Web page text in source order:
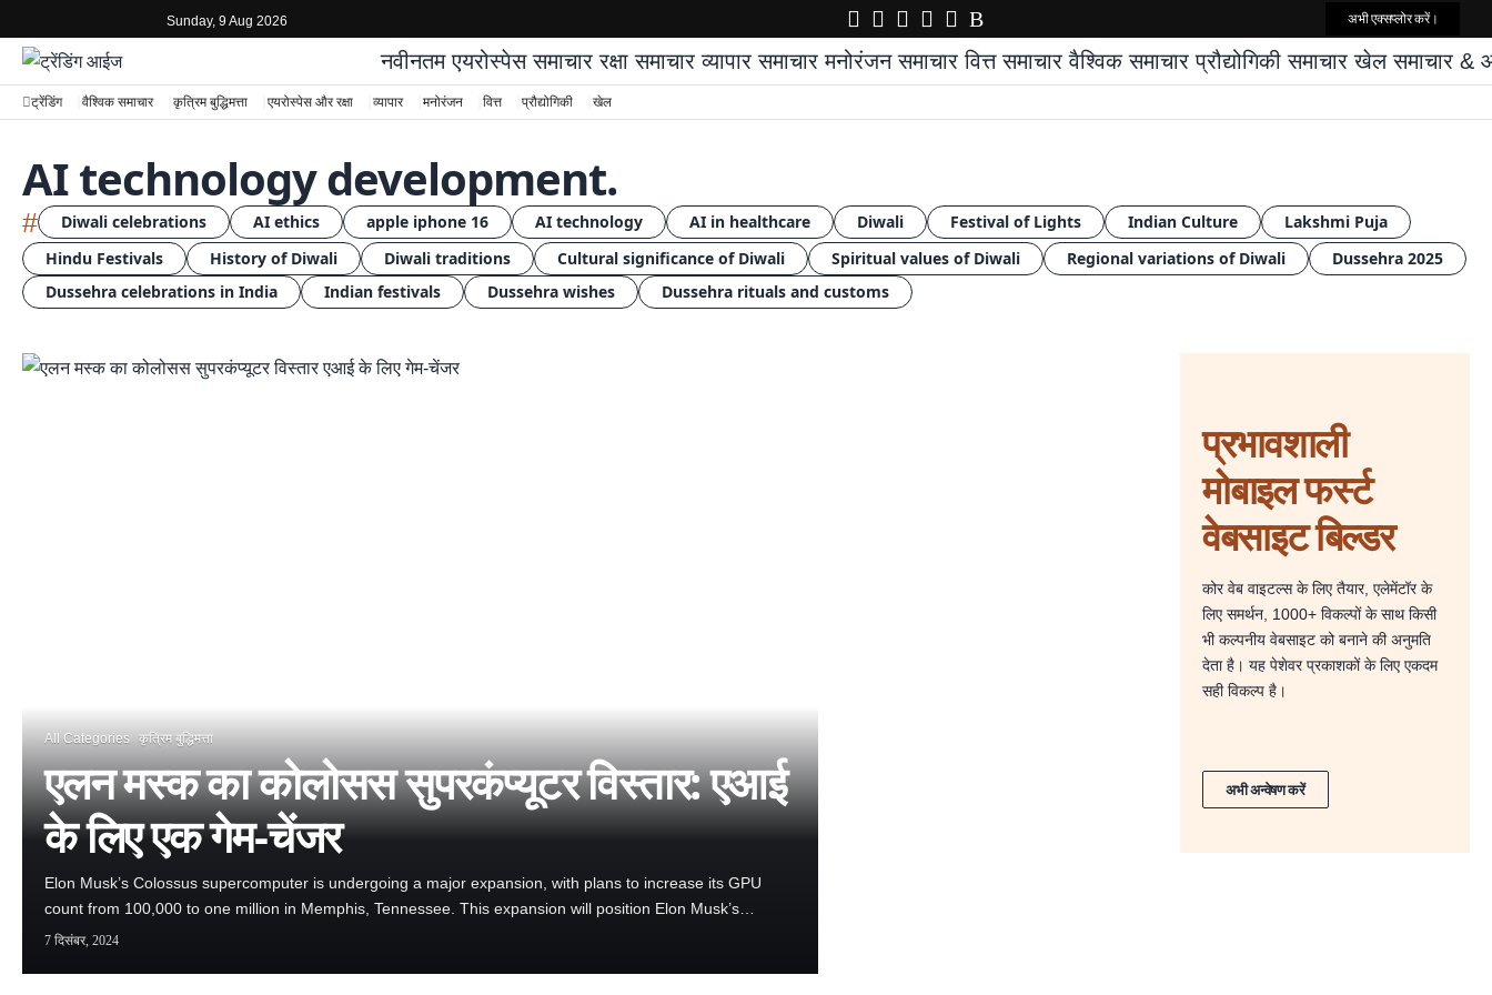
Sunday, 9 Aug 2026 अभी एक्सप्लोर करें।
नवीनतम एयरोस्पेस समाचार रक्षा समाचार व्यापार समाचार मनोरंजन समाचार वित्त समाचार वैश्विक समाचार प्रौद्योगिकी समाचार खेल समाचार &
ट्रेंडिंग वैश्विक समाचार कृत्रिम बुद्धिमत्ता एयरोस्पेस और रक्षा व्यापार मनोरंजन वित्त प्रौद्योगिकी खेल
AI technology development.
# Diwali celebrations AI ethics apple iphone 16 AI technology AI in healthcare Diwali Festival of Lights Indian Culture
Lakshmi Puja
Hindu Festivals
History of Diwali Diwali traditions Cultural significance of Diwali Spiritual values of Diwali Regional variations of Diwali
Dussehra 2025
Dussehra celebrations in India
Indian festivals Dussehra wishes Dussehra rituals and customs
All Categories कृत्रिम बुद्धिमत्ता
एलन मस्क का कोलोसस सुपरकंप्यूटर विस्तार: एआई
के लिए एक गेम-चेंजर
Elon Musk’s Colossus supercomputer is undergoing a major expansion, with plans to increase its GPU
count from 100,000 to one million in Memphis, Tennessee. This expansion will position Elon Musk’s…
7 दिसंबर, 2024
प्रभावशाली
मोबाइल फर्स्ट
वेबसाइट बिल्डर
कोर वेब वाइटल्स के लिए तैयार, एलेमेंटॉर के
लिए समर्थन, 1000+ विकल्पों के साथ किसी
भी कल्पनीय वेबसाइट को बनाने की अनुमति
देता है। यह पेशेवर प्रकाशकों के लिए एकदम
सही विकल्प है।
अभी अन्वेषण करें